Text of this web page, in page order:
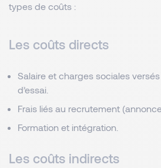
types de coûts :
Les coûts directs
Salaire et charges sociales
d’essai.
Frais liés au recrutement
Formation et intégration.
Les coûts indirects